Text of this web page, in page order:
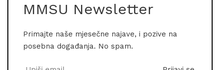
MMSU Newsletter
Primajte naše mjesečne najave, i pozive na
posebna događanja. No spam.